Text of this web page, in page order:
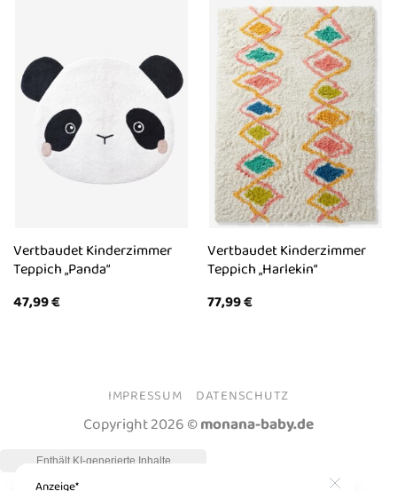
Vertbaudet Kinderzimmer
Teppich „Panda“
47,99€
Vertbaudet Kinderzimmer
Teppich „Harlekin“
77,99€
IMPRESSUM DATENSCHUTZ
Copyright 2026 ©monana-baby.de
Anzeige*